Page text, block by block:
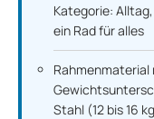
Kategorie:
ein Rad für alles
Stahl (12 bis 16